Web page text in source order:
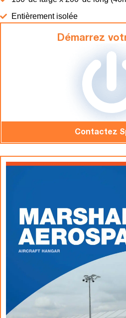
Entièrement isolée
Démarrez
Contactez